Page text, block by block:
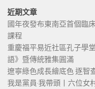
近期文章
國年夜發布東南亞首個臨
課程
重慶福平易近社區孔子學
語》暨傳統雅集圓滿
遼寧綠色成長繪底色 逐智
我是黨員·我帶頭丨六位女